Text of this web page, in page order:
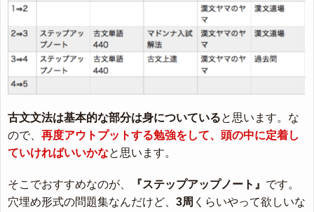
古文文法は基本的な部分は身についていると思います。な
ので、 再度アウトプットする勉強をして、頭の中に定着し
ていければいいかなと思います。
そこでおすすめなのが、 『ステップアップノート』 です。
穴埋め形式の問題集なんだけど、 3周 くらいやって欲しいな